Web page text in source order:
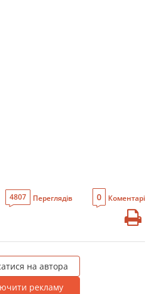
4807 Переглядів 0 Коментарі
на автора
рекламу